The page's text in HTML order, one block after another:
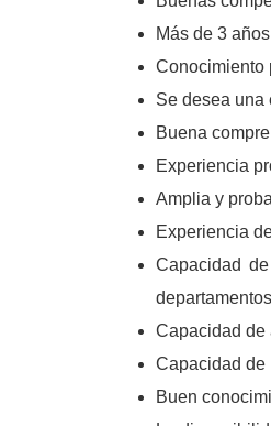
Más de 3
Conocimiento
Se desea una
Buena
Experiencia
Amplia y
Experiencia
Capacidad
Capacidad de
Capacidad de
Buen